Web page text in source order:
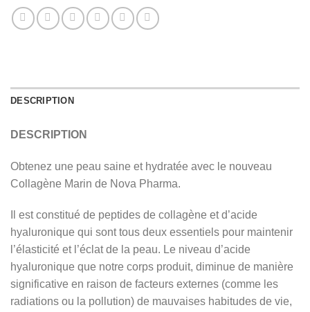
DESCRIPTION
DESCRIPTION
Obtenez une peau saine et hydratée avec le nouveau
Collagène Marin de Nova Pharma.
Il est constitué de peptides de collagène et d’acide
hyaluronique qui sont tous deux essentiels pour maintenir
l’élasticité et l’éclat de la peau. Le niveau d’acide
hyaluronique que notre corps produit, diminue de manière
significative en raison de facteurs externes (comme les
radiations ou la pollution) de mauvaises habitudes de vie,